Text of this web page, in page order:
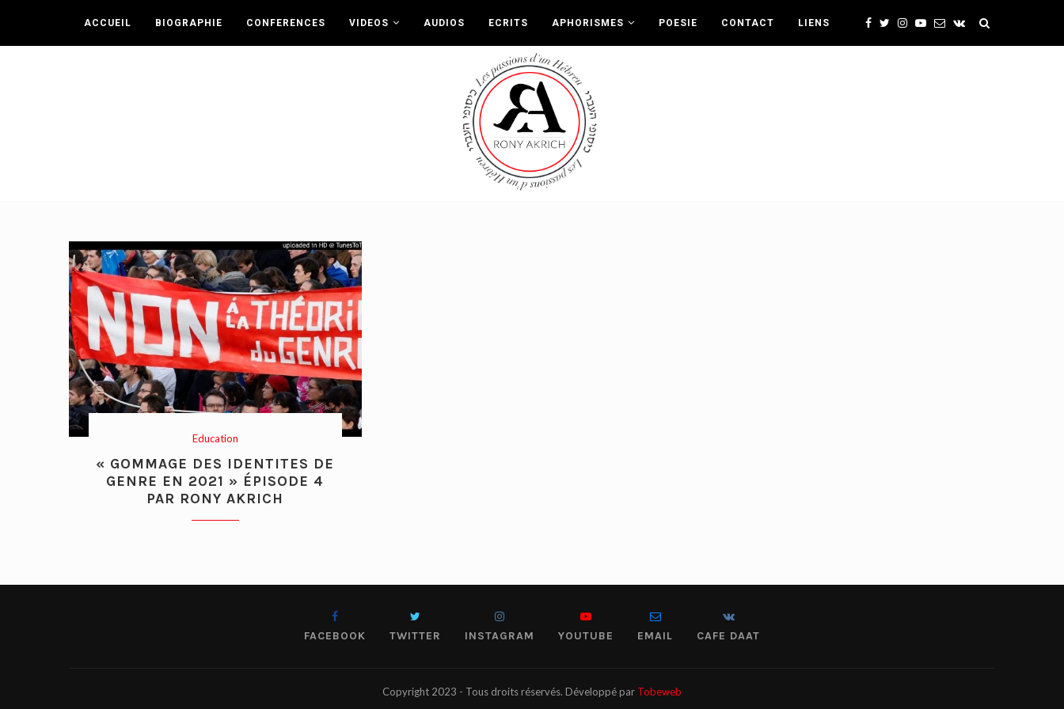
ACCUEIL BIOGRAPHIE CONFERENCES VIDEOS AUDIOS ECRITS APHORISMES POESIE CONTACT LIENS
Education
« GOMMAGE DES IDENTITES DE
GENRE EN 2021 » ÉPISODE 4
PAR RONY AKRICH
FACEBOOK TWITTER INSTAGRAM YOUTUBE EMAIL CAFE DAAT
Copyright 2023 - Tous droits réservés. Développé par Tobeweb